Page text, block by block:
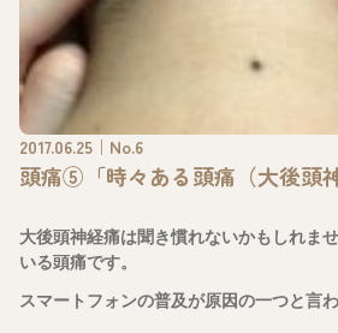
2017.06.25｜No.6
頭痛⑤「時々ある頭痛（大後頭
大後頭神経痛は聞き慣れないかもしれま
いる頭痛です。
スマートフォンの普及が原因の一つと言わ